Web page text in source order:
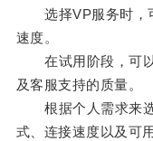
选择VP服务时，可
速度。
在试用阶段，可以
及客服支持的质量。
根据个人需求来选
式、连接速度以及可